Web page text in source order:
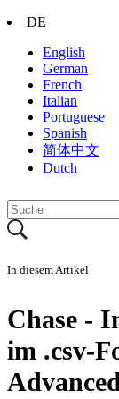
DE
English
German
French
Italian
Portuguese
Spanish
简体中文
Dutch
In diesem Artikel
Chase -
im .csv-